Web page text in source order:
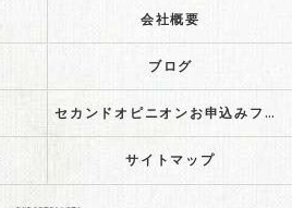
会社概要
ブログ
セカンドオピニオンお申込みフォーム
サイトマップ